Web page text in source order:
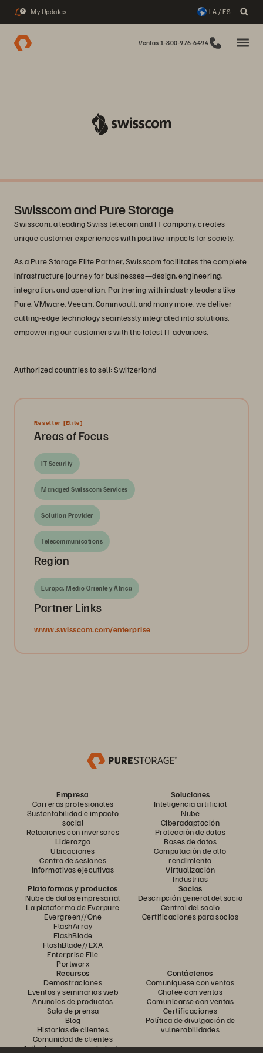
2 My Updates LA / ES
Ventas 1-800-976-6494
Swisscom and Pure Storage
Swisscom, a leading Swiss telecom and IT company, creates
unique customer experiences with positive impacts for society.
As a Pure Storage Elite Partner, Swisscom facilitates the complete
infrastructure journey for businesses—design, engineering,
integration, and operation. Partnering with industry leaders like
Pure, VMware, Veeam, Commvault, and many more, we deliver
cutting-edge technology seamlessly integrated into solutions,
empowering our customers with the latest IT advances.
Authorized countries to sell: Switzerland
Reseller [Elite]
Areas of Focus
IT Security
Managed Swisscom Services
Solution Provider
Telecommunications
Region
Europa, Medio Oriente y África
Partner Links
www.swisscom.com/enterprise
Empresa
Carreras profesionales
Sustentabilidad e impacto
social
Relaciones con inversores
Liderazgo
Ubicaciones
Centro de sesiones
informativas ejecutivas
Soluciones
Inteligencia artificial
Nube
Ciberadaptación
Protección de datos
Bases de datos
Computación de alto
rendimiento
Virtualización
Industrias
Plataformas y productos
Nube de datos empresarial
La plataforma de Everpure
Evergreen//One
FlashArray
FlashBlade
FlashBlade//EXA
Enterprise File
Portworx
Socios
Descripción general del socio
Central del socio
Certificaciones para socios
Recursos
Demostraciones
Eventos y seminarios web
Anuncios de productos
Sala de prensa
Blog
Historias de clientes
Comunidad de clientes
Artículo sobre conocimiento
Contáctenos
Comuníquese con ventas
Chatee con ventas
Comunicarse con ventas
Certificaciones
Política de divulgación de
vulnerabilidades